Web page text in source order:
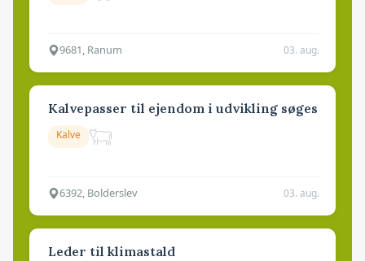
9681, Ranum 03. aug.
Kalvepasser til ejendom i udvikling søges
Kalve
6392, Bolderslev 03. aug.
Leder til klimastald